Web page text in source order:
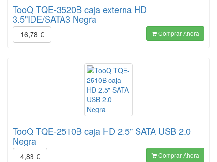
TooQ TQE-3520B caja externa HD
3.5"IDE/SATA3 Negra
16,78 € Comprar Ahora
TooQ TQE-2510B caja HD 2.5" SATA USB 2.0
Negra
4,83 € Comprar Ahora